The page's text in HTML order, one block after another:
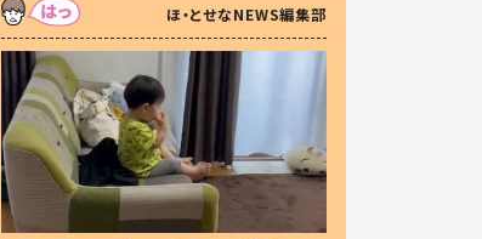
ほ・とせなNEWS編集部